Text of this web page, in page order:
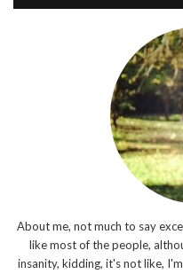
About me, not much to say
like most of the people,
insanity, kidding, it's not like,